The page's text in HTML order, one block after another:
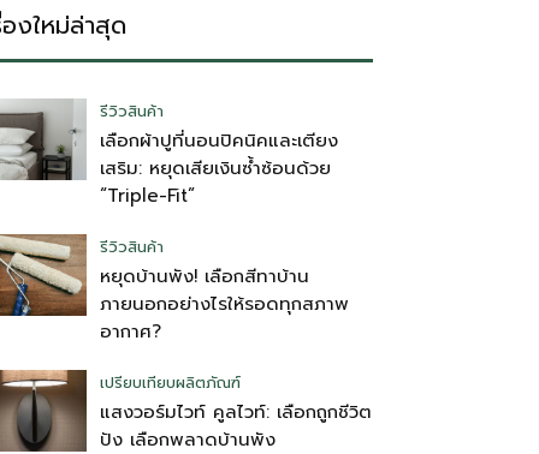
องใหม่ล่าสุด
รีวิวสินค้า
เลือกผ้าปูที่นอนปิคนิคและเตียง
เสริม: หยุดเสียเงินซ้ำซ้อนด้วย
“Triple-Fit”
รีวิวสินค้า
หยุดบ้านพัง! เลือกสีทาบ้าน
ภายนอกอย่างไรให้รอดทุกสภาพ
อากาศ?
เปรียบเทียบผลิตภัณฑ์
แสงวอร์มไวท์ คูลไวท์: เลือกถูกชีวิต
ปัง เลือกพลาดบ้านพัง